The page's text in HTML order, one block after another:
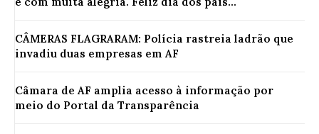
CÂMERAS FLAGRARAM: Polícia rastreia ladrão que
invadiu duas empresas em AF
Câmara de AF amplia acesso à informação por
meio do Portal da Transparência